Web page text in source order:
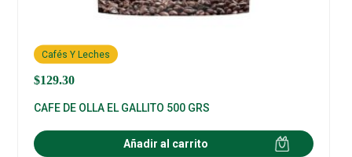
$129.30
Cafés Y Leches
CAFE DE OLLA EL GALLITO 500 GRS
Añadir al carrito